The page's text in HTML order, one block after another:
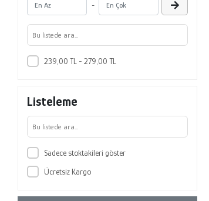
-
239,00 TL - 279,00 TL
Listeleme
Sadece stoktakileri göster
Ücretsiz Kargo